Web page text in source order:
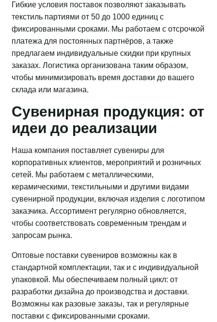
Гибкие условия поставок позволяют заказывать
текстиль партиями от 50 до 1000 единиц с
фиксированными сроками. Мы работаем с отсрочкой
платежа для постоянных партнёров, а также
предлагаем индивидуальные скидки при крупных
заказах. Логистика организована таким образом,
чтобы минимизировать время доставки до вашего
склада или магазина.
Сувенирная продукция: от
идеи до реализации
Наша компания поставляет сувениры для
корпоративных клиентов, мероприятий и розничных
сетей. Мы работаем с металлическими,
керамическими, текстильными и другими видами
сувенирной продукции, включая изделия с логотипом
заказчика. Ассортимент регулярно обновляется,
чтобы соответствовать современным трендам и
запросам рынка.
Оптовые поставки сувениров возможны как в
стандартной комплектации, так и с индивидуальной
упаковкой. Мы обеспечиваем полный цикл: от
разработки дизайна до производства и доставки.
Возможны как разовые заказы, так и регулярные
поставки с фиксированными сроками.